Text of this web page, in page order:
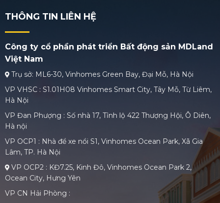
THÔNG TIN LIÊN HỆ
Công ty cổ phần phát triển Bất động sản MDLand
Việt Nam
Trụ sở: ML6-30, Vinhomes Green Bay, Đại Mỗ, Hà Nội
VP VHSC : S1.01H08 Vinhomes Smart City, Tây Mỗ, Từ Liêm,
Hà Nội
VP Đan Phượng : Số nhà 17, Tỉnh lộ 422 Thượng Hội, Ô Diên,
Hà nội
VP OCP1 : Nhà để xe nổi S1, Vinhomes Ocean Park, Xã Gia
Lâm, TP. Hà Nội
VP OCP2 : KĐ7.25, Kinh Đô, Vinhomes Ocean Park 2,
Ocean City, Hưng Yên
VP CN Hải Phòng :